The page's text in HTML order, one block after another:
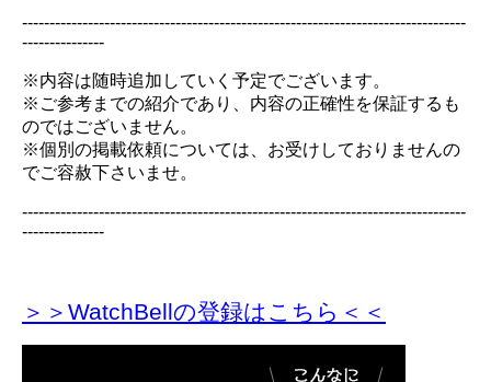
---------------------------------------------------------------------------------
---------------
※内容は随時追加していく予定でございます。
※ご参考までの紹介であり、内容の正確性を保証するも
のではございません。
※個別の掲載依頼については、お受けしておりませんの
でご容赦下さいませ。
---------------------------------------------------------------------------------
---------------
＞＞WatchBellの登録はこちら＜＜